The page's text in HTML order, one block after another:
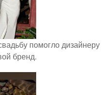
помогло дизайнеру
бренд.